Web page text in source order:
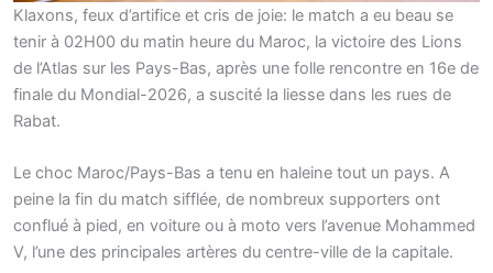
Klaxons, feux d’artifice et cris de joie: le match a eu beau se
tenir à 02H00 du matin heure du Maroc, la victoire des Lions
de l’Atlas sur les Pays-Bas, après une folle rencontre en 16e de
finale du Mondial-2026, a suscité la liesse dans les rues de
Rabat.
Le choc Maroc/Pays-Bas a tenu en haleine tout un pays. A
peine la fin du match sifflée, de nombreux supporters ont
conflué à pied, en voiture ou à moto vers l’avenue Mohammed
V, l’une des principales artères du centre-ville de la capitale.